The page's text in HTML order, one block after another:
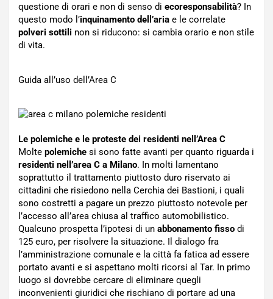
questione di orari e non di senso di ecoresponsabilità? In
questo modo l’inquinamento dell’aria e le correlate
polveri sottili non si riducono: si cambia orario e non stile
di vita.
Guida all’uso dell’Area C
Le polemiche e le proteste dei residenti nell’Area C
Molte polemiche si sono fatte avanti per quanto riguarda i
residenti nell’area C a Milano. In molti lamentano
soprattutto il trattamento piuttosto duro riservato ai
cittadini che risiedono nella Cerchia dei Bastioni, i quali
sono costretti a pagare un prezzo piuttosto notevole per
l’accesso all’area chiusa al traffico automobilistico.
Qualcuno prospetta l’ipotesi di un abbonamento fisso di
125 euro, per risolvere la situazione. Il dialogo fra
l’amministrazione comunale e la città fa fatica ad essere
portato avanti e si aspettano molti ricorsi al Tar. In primo
luogo si dovrebbe cercare di eliminare quegli
inconvenienti giuridici che rischiano di portare ad una